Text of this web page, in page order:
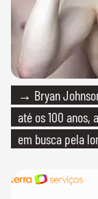
→ Bryan
até os 100 anos,
em busca pela